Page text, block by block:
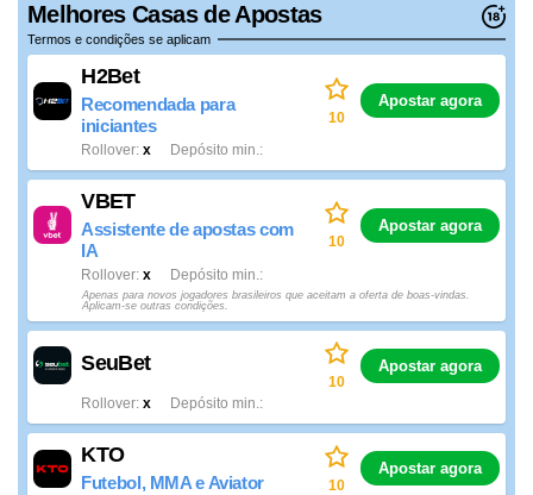
Melhores Casas de Apostas
Termos e condições se aplicam
H2Bet
Recomendada para
iniciantes
x
Rollover Depósito min.
10
Apostar agora
VBET
Assistente de apostas com
IA
x
Rollover Depósito min.
10
Apostar agora
Apenas para novos jogadores brasileiros que aceitam a oferta de boas-vindas.
Aplicam-se outras condições.
SeuBet
x
Rollover Depósito min.
10
Apostar agora
KTO
Futebol, MMA e Aviator 10
Apostar agora